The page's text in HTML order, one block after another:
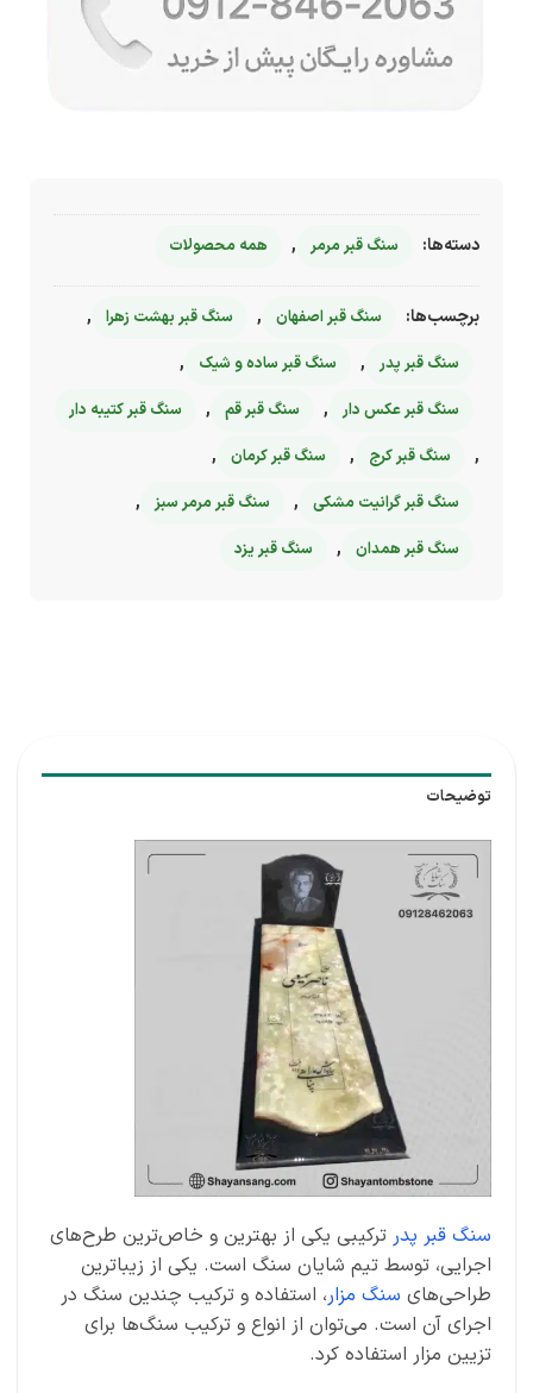
دسته‌ها: سنگ قبر مرمر , همه محصولات
برچسب‌ها: سنگ قبر اصفهان , سنگ قبر بهشت زهرا ,
سنگ قبر پدر , سنگ قبر ساده و شیک ,
سنگ قبر عکس دار , سنگ قبر قم , سنگ قبر کتیبه دار
سنگ قبر کرج , سنگ قبر کرمان ,
سنگ قبر گرانیت مشکی , سنگ قبر مرمر سبز ,
سنگ قبر همدان , سنگ قبر یزد
توضیحات
سنگ قبر پدرترکیبی یکی از بهترین و خاص‌ترین طرح‌های
اجرایی، توسط تیم شایان سنگ است. یکی از زیباترین
طراحی‌هایسنگ مزار، استفاده و ترکیب چندین سنگ در
اجرای آن است. می‌توان از انواع و ترکیب سنگ‌ها برای
تزیین مزار استفاده کرد.